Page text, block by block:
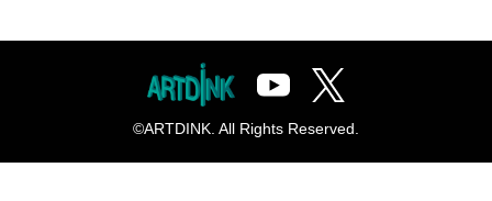
©ARTDINK. All Rights Reserved.